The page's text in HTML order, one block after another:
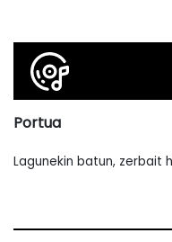
Portua
Lagunekin batun, zerbait